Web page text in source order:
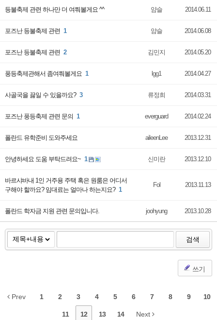
등불축제 관련 하나만 더 여쭤볼게요 ^^ 얌슬 2014.06.11
포즈난 등불축제 관련 1 얌슬 2014.06.08
포즈난 등불축제 관련 2 김민지 2014.05.20
풍등축제관해서 좀여쭤볼게요 1 lgg1 2014.04.27
사골국을 끓일 수 있을까요? 3 류정희 2014.03.31
포즈난 풍등축제 관련 문의 1 everguard 2014.02.24
폴란드 유학준비 도와주세요 aileenLee 2013.12.31
안녕하세요 도움 부탁드려요~ 1 신미란 2013.12.10
바르샤바내 1인 거주용 주택 혹은 원룸은 어디서
구해야 할까요? 임대료는 얼마나 하는지요? 1
Fol 2013.11.13
폴란드 학자금 지원 관련 문의입니다. joohyung 2013.10.28
검색
쓰기
Prev 1 2 3 4 5 6 7 8 9 10
11 12 13 14 Next